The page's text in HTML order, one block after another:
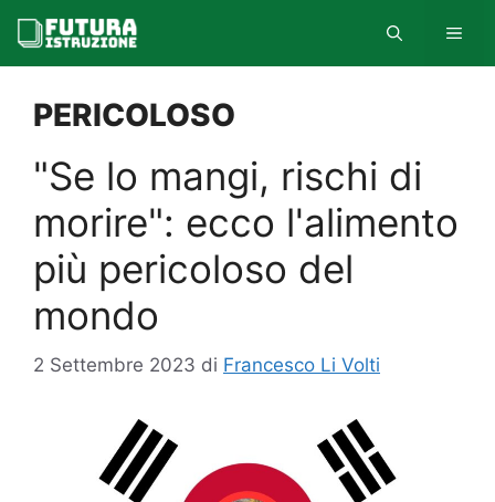
contenuto
PERICOLOSO
"Se lo mangi, rischi di
morire": ecco l'alimento
più pericoloso del
mondo
2 Settembre 2023 di Francesco Li Volti